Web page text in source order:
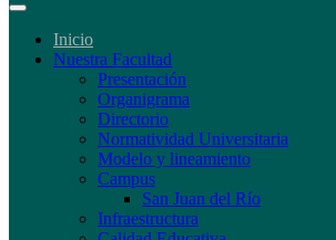
Inicio
Nuestra Facultad
Presentación
Organigrama
Directorio
Normatividad Universitaria
Modelo y lineamiento
Campus
San Juan del Río
Infraestructura